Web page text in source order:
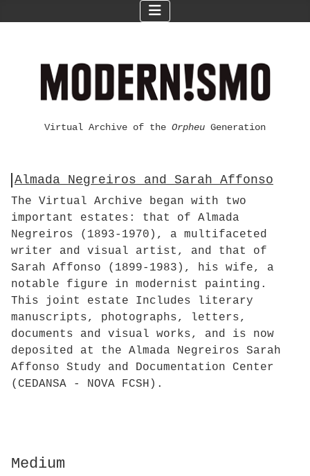
Virtual Archive of the Orpheu Generation
Almada Negreiros and Sarah Affonso
The Virtual Archive began with two
important estates: that of Almada
Negreiros (1893-1970), a multifaceted
writer and visual artist, and that of
Sarah Affonso (1899-1983), his wife, a
notable figure in modernist painting.
This joint estate Includes literary
manuscripts, photographs, letters,
documents and visual works, and is now
deposited at the Almada Negreiros Sarah
Affonso Study and Documentation Center
(CEDANSA - NOVA FCSH).
Medium